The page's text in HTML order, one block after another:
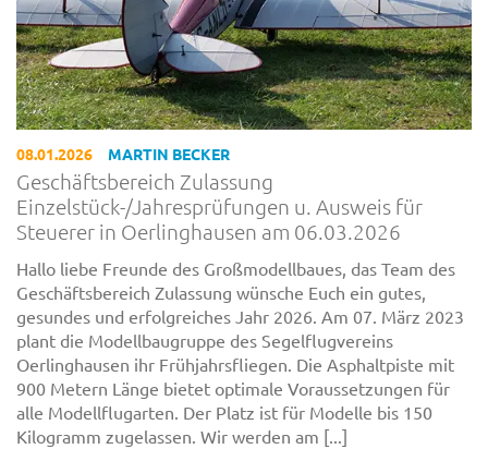
08.01.2026 MARTIN BECKER
Geschäftsbereich Zulassung
Einzelstück-/Jahresprüfungen u. Ausweis für
Steuerer in Oerlinghausen am 06.03.2026
Hallo liebe Freunde des Großmodellbaues, das Team des
Geschäftsbereich Zulassung wünsche Euch ein gutes,
gesundes und erfolgreiches Jahr 2026. Am 07. März 2023
plant die Modellbaugruppe des Segelflugvereins
Oerlinghausen ihr Frühjahrsfliegen. Die Asphaltpiste mit
900 Metern Länge bietet optimale Voraussetzungen für
alle Modellflugarten. Der Platz ist für Modelle bis 150
Kilogramm zugelassen. Wir werden am [...]